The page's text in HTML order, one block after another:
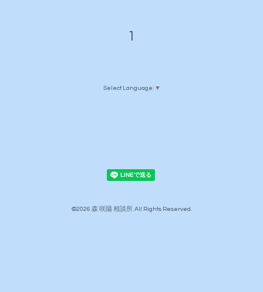
1
Select Language ▼
©2026 森 咲陽 相談所. All Rights Reserved.